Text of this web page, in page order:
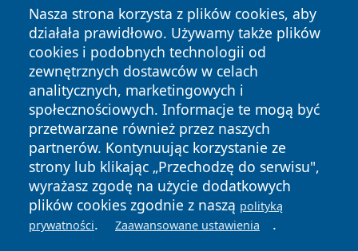
Nasza strona korzysta z plików cookies, aby
działała prawidłowo. Używamy także plików
cookies i podobnych technologii od
zewnętrznych dostawców w celach
analitycznych, marketingowych i
społecznościowych. Informacje te mogą być
przetwarzane również przez naszych
partnerów. Kontynuując korzystanie ze
strony lub klikając „Przechodzę do serwisu",
wyrażasz zgodę na użycie dodatkowych
plików cookies zgodnie z naszą polityką
prywatności. Zaawansowane ustawienia .
Copyright © 2026 piekaryonline.pl Wszystkie prawa
zastrzeżone.
News Autorzy
Polityka
Prywatności
Polityka
Cookies